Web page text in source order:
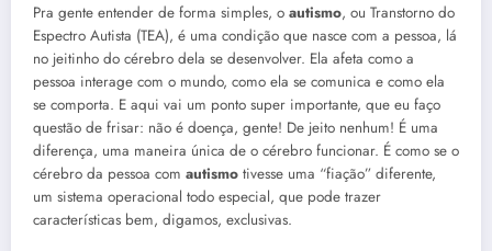
Pra gente entender de forma simples, o autismo, ou Transtorno do
Espectro Autista (TEA), é uma condição que nasce com a pessoa, lá
no jeitinho do cérebro dela se desenvolver. Ela afeta como a
pessoa interage com o mundo, como ela se comunica e como ela
se comporta. E aqui vai um ponto super importante, que eu faço
questão de frisar: não é doença, gente! De jeito nenhum! É uma
diferença, uma maneira única de o cérebro funcionar. É como se o
cérebro da pessoa com autismo tivesse uma “fiação” diferente,
um sistema operacional todo especial, que pode trazer
características bem, digamos, exclusivas.